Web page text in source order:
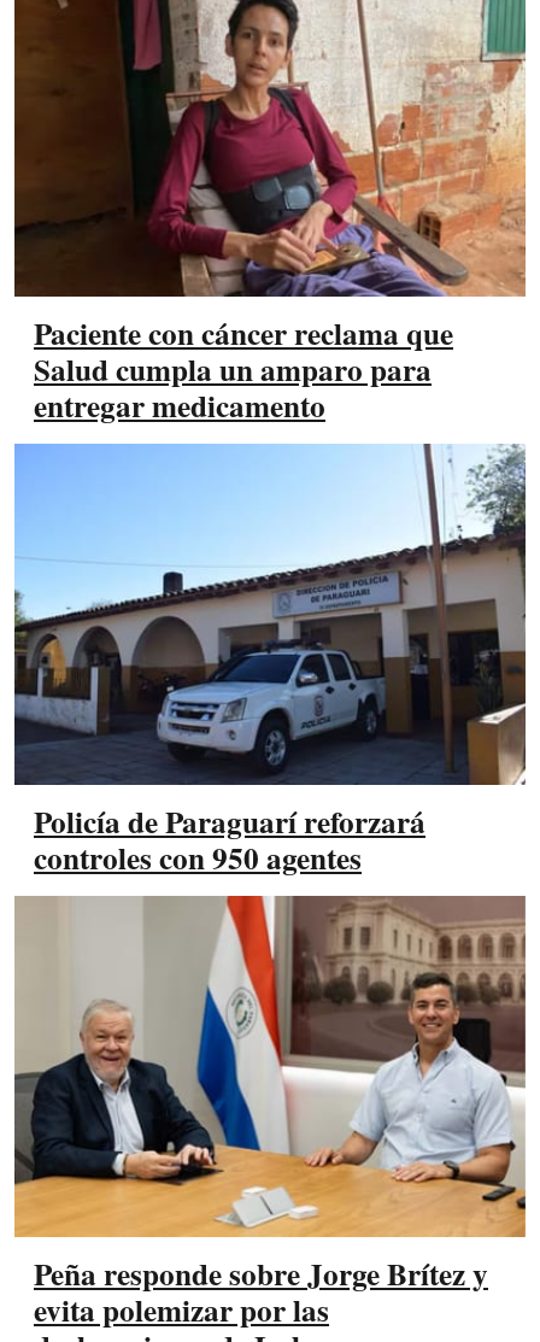
Paciente con cáncer reclama que
Salud cumpla un amparo para
entregar medicamento
Policía de Paraguarí reforzará
controles con 950 agentes
Peña responde sobre Jorge Brítez y
evita polemizar por las